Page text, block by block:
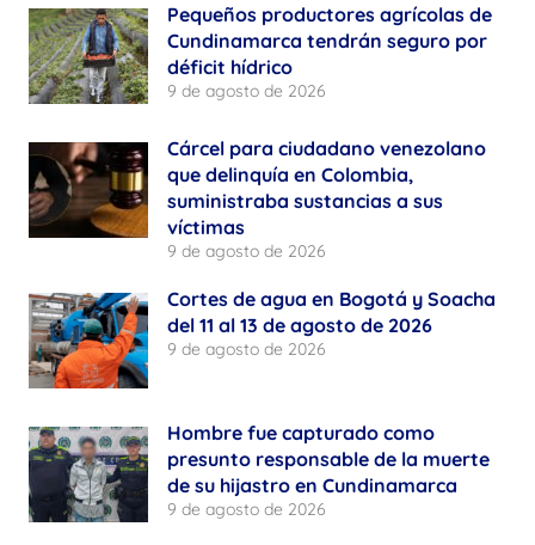
Pequeños productores agrícolas de
Cundinamarca tendrán seguro por
déficit hídrico
9 de agosto de 2026
Cárcel para ciudadano venezolano
que delinquía en Colombia,
suministraba sustancias a sus
víctimas
9 de agosto de 2026
Cortes de agua en Bogotá y Soacha
del 11 al 13 de agosto de 2026
9 de agosto de 2026
Hombre fue capturado como
presunto responsable de la muerte
de su hijastro en Cundinamarca
9 de agosto de 2026